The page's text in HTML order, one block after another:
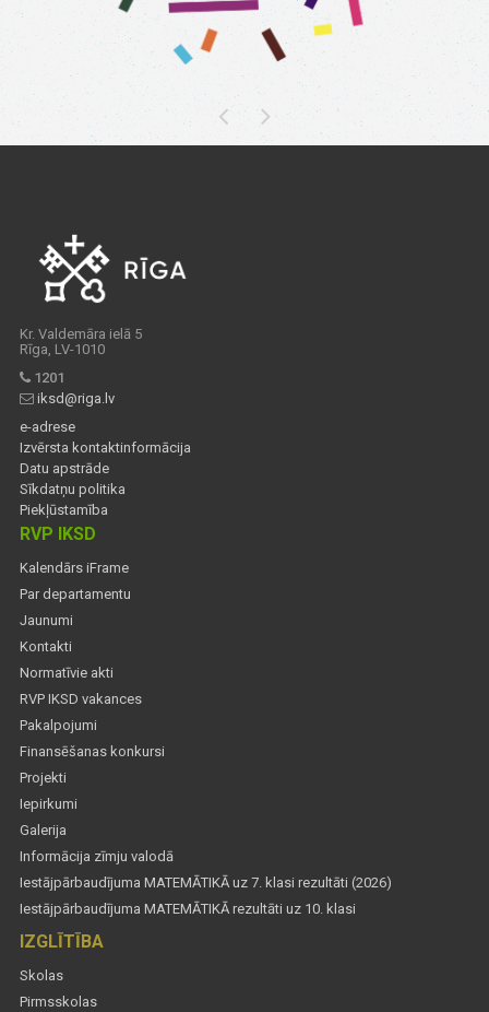
Kr. Valdemāra ielā 5
Rīga, LV-1010
1201
iksd@riga.lv
e-adrese
Izvērsta kontaktinformācija
Datu apstrāde
Sīkdatņu politika
Piekļūstamība
RVP IKSD
Kalendārs iFrame
Par departamentu
Jaunumi
Kontakti
Normatīvie akti
RVP IKSD vakances
Pakalpojumi
Finansēšanas konkursi
Projekti
Iepirkumi
Galerija
Informācija zīmju valodā
Iestājpārbaudījuma MATEMĀTIKĀ uz 7. klasi rezultāti (2026)
Iestājpārbaudījuma MATEMĀTIKĀ rezultāti uz 10. klasi
IZGLĪTĪBA
Skolas
Pirmsskolas